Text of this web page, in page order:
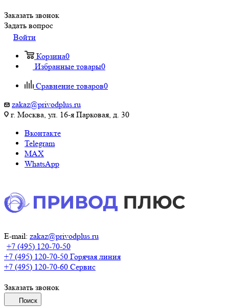
Заказать звонок
Задать вопрос
Войти
Корзина0
Избранные товары0
Сравнение товаров0
zakaz@privodplus.ru
г. Москва, ул. 16-я Парковая, д. 30
Вконтакте
Telegram
MAX
WhatsApp
E-mail: zakaz@privodplus.ru
+7 (495) 120-70-50
+7 (495) 120-70-50 Горячая линия
+7 (495) 120-70-60 Сервис
Заказать звонок
Поиск